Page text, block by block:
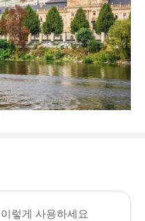
이렇게 사용하세요